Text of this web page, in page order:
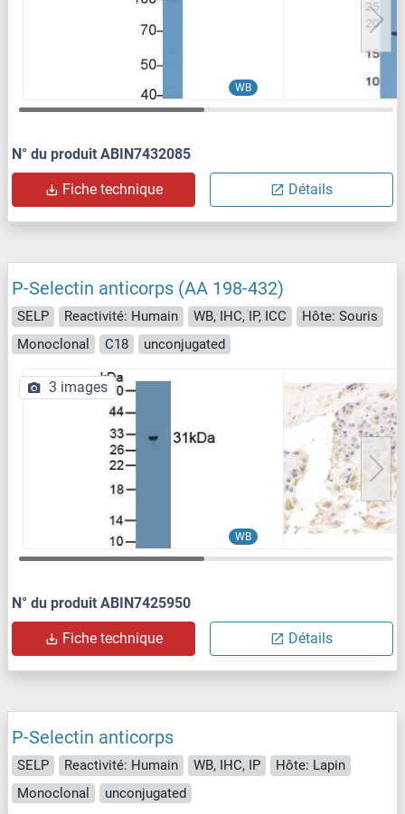
WB
N° du produit ABIN7432085
Fiche technique Détails
P-Selectin anticorps (AA 198-432)
SELP Reactivité: Humain WB, IHC, IP, ICC
Hôte: Souris
Monoclonal
C18 unconjugated
WB
3 images
N° du produit ABIN7425950
Fiche technique Détails
P-Selectin anticorps
SELP Reactivité: Humain WB, IHC, IP
Hôte: Lapin
Monoclonal
unconjugated